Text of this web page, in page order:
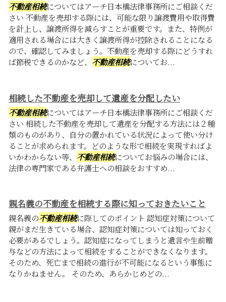
不動産相続についてはアーチ日本橋法律事務所にご相談くだ
さい 不動産を売却する際には、可能な限り譲渡費用や取得費
を計上し、譲渡所得を減らすことが重要です。また、特例が
適用される場合には大きく譲渡所得が控除されることになる
ので、確認してみましょう。不動産を売却する際にどうすれ
ば節税できるのかなど、 不動産相続についてお...
相続した不動産を売却して遺産を分配したい
不動産相続についてはアーチ日本橋法律事務所にご相談くだ
さい 相続した不動産を売却して遺産を分配する方法には２種
類のものがあり、自分の置かれている状況によって使い分け
ることが求められます。どのような形で相続を実現すればよ
いかわからない等、 不動産相続についてお悩みの場合には、
法律の専門家である弁護士への相談をおすすめ...
親名義の不動産を相続する際に知っておきたいこと
親名義の不動産相続に際してのポイント 認知症対策について
親がまだ生きている場合、認知症対策については知っておく
必要があるでしょう。認知症になってしまうと遺言や生前贈
与などの方法によって相続をすることができなくなります。
そのため、死亡まで相続の進行が不可能になるという事態に
なりかねません。 そのため、あらかじめどの...